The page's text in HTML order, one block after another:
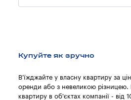
Купуйте як зручно
В'їжджайте у власну квартиру за
оренди або з невеликою
квартиру в об'єктах компанії - від